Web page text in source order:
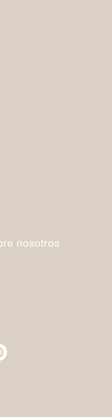
nosotros